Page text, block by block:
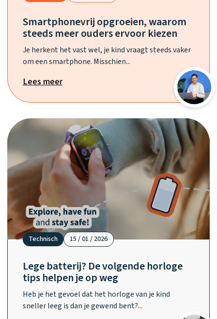
Klantenservice
Smartphonevrij opgroeien, waarom
steeds meer ouders ervoor kiezen
Je herkent het vast wel, je kind vraagt steeds vaker
om een smartphone. Misschien...
Lees meer
Technisch 15 / 01 / 2026
Lege batterij? De volgende horloge
tips helpen je op weg
Heb je het gevoel dat het horloge van je kind
sneller leeg is dan je gewend bent?...